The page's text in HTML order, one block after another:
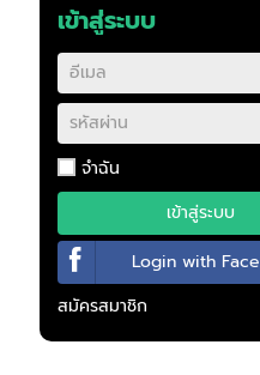
เข้าสู่ระบบ
จำฉัน
เข้าสู่ระบบ
Login with
สมัครสมาชิก